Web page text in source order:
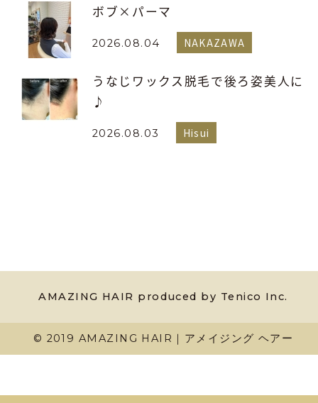
ボブ×パーマ
2026.08.04 NAKAZAWA
うなじワックス脱毛で後ろ姿美人に
♪
2026.08.03 Hisui
AMAZING HAIR produced by Tenico Inc.
© 2019 AMAZING HAIR｜アメイジング ヘアー